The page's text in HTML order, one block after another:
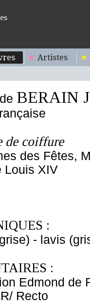
Artistes
BERAIN
de coiffure
des Fêtes,
Louis XIV
:
- lavis
:
Edmond de
Recto